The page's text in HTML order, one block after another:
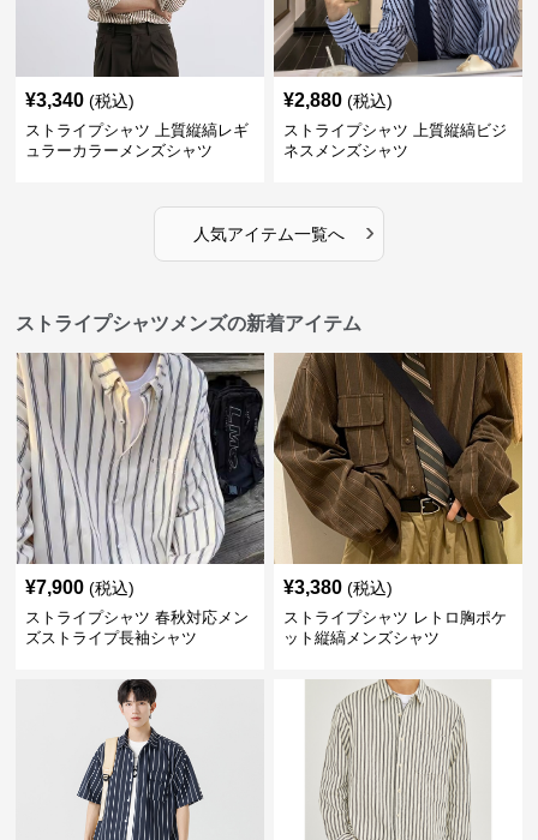
¥3,340 (税込)
ストライプシャツ 上質縦縞レギ
ュラーカラーメンズシャツ
¥2,880 (税込)
ストライプシャツ 上質縦縞ビジ
ネスメンズシャツ
人気アイテム一覧へ ›
ストライプシャツメンズの新着アイテム
¥7,900 (税込)
ストライプシャツ 春秋対応メン
ズストライプ長袖シャツ
¥3,380 (税込)
ストライプシャツ レトロ胸ポケ
ット縦縞メンズシャツ